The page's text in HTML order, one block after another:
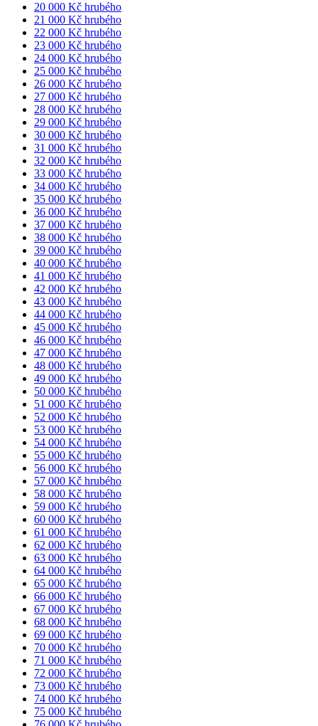
20 000 Kč hrubého
21 000 Kč hrubého
22 000 Kč hrubého
23 000 Kč hrubého
24 000 Kč hrubého
25 000 Kč hrubého
26 000 Kč hrubého
27 000 Kč hrubého
28 000 Kč hrubého
29 000 Kč hrubého
30 000 Kč hrubého
31 000 Kč hrubého
32 000 Kč hrubého
33 000 Kč hrubého
34 000 Kč hrubého
35 000 Kč hrubého
36 000 Kč hrubého
37 000 Kč hrubého
38 000 Kč hrubého
39 000 Kč hrubého
40 000 Kč hrubého
41 000 Kč hrubého
42 000 Kč hrubého
43 000 Kč hrubého
44 000 Kč hrubého
45 000 Kč hrubého
46 000 Kč hrubého
47 000 Kč hrubého
48 000 Kč hrubého
49 000 Kč hrubého
50 000 Kč hrubého
51 000 Kč hrubého
52 000 Kč hrubého
53 000 Kč hrubého
54 000 Kč hrubého
55 000 Kč hrubého
56 000 Kč hrubého
57 000 Kč hrubého
58 000 Kč hrubého
59 000 Kč hrubého
60 000 Kč hrubého
61 000 Kč hrubého
62 000 Kč hrubého
63 000 Kč hrubého
64 000 Kč hrubého
65 000 Kč hrubého
66 000 Kč hrubého
67 000 Kč hrubého
68 000 Kč hrubého
69 000 Kč hrubého
70 000 Kč hrubého
71 000 Kč hrubého
72 000 Kč hrubého
73 000 Kč hrubého
74 000 Kč hrubého
75 000 Kč hrubého